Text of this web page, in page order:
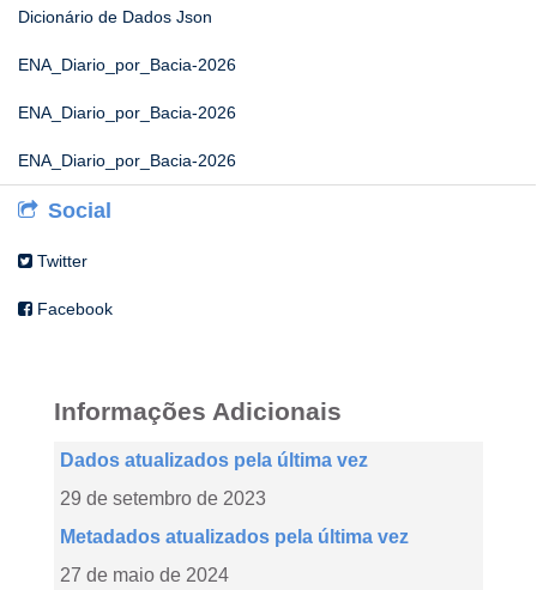
Dicionário de Dados Json
ENA_Diario_por_Bacia-2026
ENA_Diario_por_Bacia-2026
ENA_Diario_por_Bacia-2026
Social
Twitter
Facebook
Informações Adicionais
Dados atualizados pela última vez
29 de setembro de 2023
Metadados atualizados pela última vez
27 de maio de 2024